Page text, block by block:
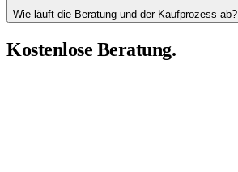
Wie läuft die Beratung und der Kaufprozess ab?
Kostenlose Beratung.